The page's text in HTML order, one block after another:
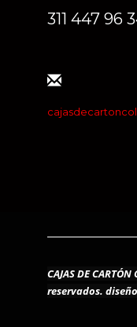
311 447 96
CAJAS DE
reservados.